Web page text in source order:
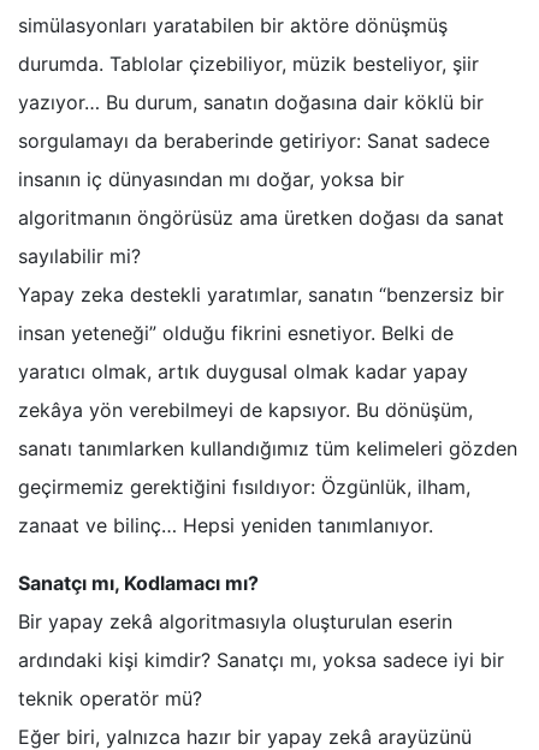
simülasyonları yaratabilen bir aktöre dönüşmüş
durumda. Tablolar çizebiliyor, müzik besteliyor, şiir
yazıyor… Bu durum, sanatın doğasına dair köklü bir
sorgulamayı da beraberinde getiriyor: Sanat sadece
insanın iç dünyasından mı doğar, yoksa bir
algoritmanın öngörüsüz ama üretken doğası da sanat
sayılabilir mi?
Yapay zeka destekli yaratımlar, sanatın “benzersiz bir
insan yeteneği” olduğu fikrini esnetiyor. Belki de
yaratıcı olmak, artık duygusal olmak kadar yapay
zekâya yön verebilmeyi de kapsıyor. Bu dönüşüm,
sanatı tanımlarken kullandığımız tüm kelimeleri gözden
geçirmemiz gerektiğini fısıldıyor: Özgünlük, ilham,
zanaat ve bilinç… Hepsi yeniden tanımlanıyor.
Sanatçı mı, Kodlamacı mı?
Bir yapay zekâ algoritmasıyla oluşturulan eserin
ardındaki kişi kimdir? Sanatçı mı, yoksa sadece iyi bir
teknik operatör mü?
Eğer biri, yalnızca hazır bir yapay zekâ arayüzünü